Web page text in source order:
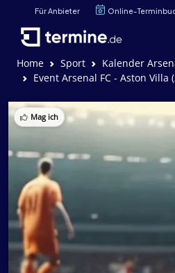
Für Anbieter Online-
Home Sport
Kalender
Event Arsenal FC - Aston Villa
Mag ich